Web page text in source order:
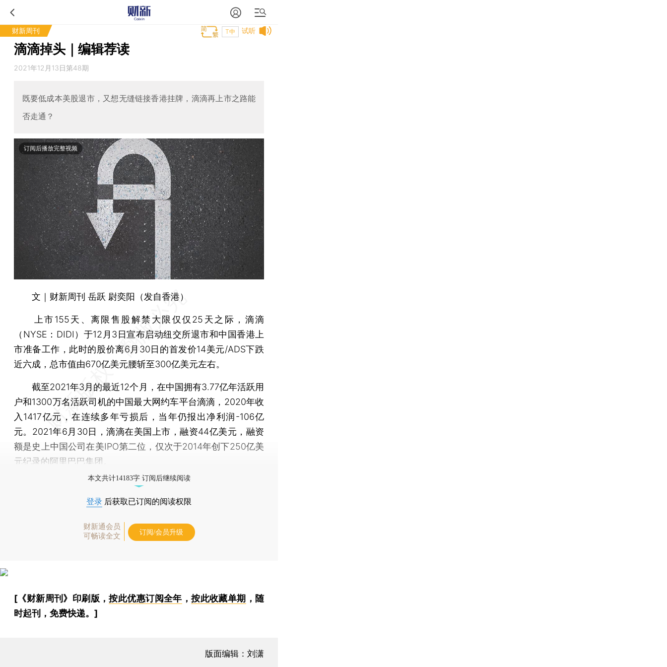
财新周刊 试听
T中
滴滴掉头｜编辑荐读
2021年12月13日第48期
既要低成本美股退市，又想无缝链接香港挂牌，滴滴再上市之路能
否走通？
订阅后播放完整视频
文｜财新周刊 岳跃 尉奕阳（发自香港）
上市155天、离限售股解禁大限仅仅25天之际，滴滴
（NYSE：DIDI）于12月3日宣布启动纽交所退市和中国香港上
市准备工作，此时的股价离6月30日的首发价14美元/ADS下跌
近六成，总市值由670亿美元腰斩至300亿美元左右。
截至2021年3月的最近12个月，在中国拥有3.77亿年活跃用
户和1300万名活跃司机的中国最大网约车平台滴滴，2020年收
入1417亿元，在连续多年亏损后，当年仍报出净利润-106亿
元。2021年6月30日，滴滴在美国上市，融资44亿美元，融资
额是史上中国公司在美IPO第二位，仅次于2014年创下250亿美
元纪录的阿里巴巴集团
本文共计14183字 订阅后继续阅读
登录 后获取已订阅的阅读权限
财新通会员
可畅读全文
订阅/会员升级
[《财新周刊》印刷版，按此优惠订阅全年 ，按此收藏单期 ，随
时起刊，免费快递。]
版面编辑：刘潇